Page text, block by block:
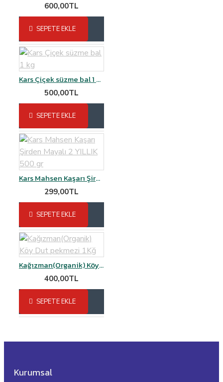
600,00TL
SEPETE EKLE
Kars Çiçek süzme bal 1 kg
500,00TL
SEPETE EKLE
Kars Mahsen Kaşarı Şirden Mayalı 2 YILLIK 500 gr
299,00TL
SEPETE EKLE
Kağızman(Organik) Köy Dut pekmezi 1Kğ
400,00TL
SEPETE EKLE
Kurumsal